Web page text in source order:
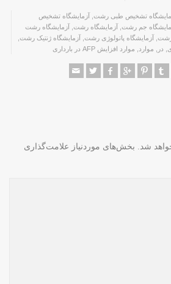
تشخیص طبی رشت
آزمایشگاه تشخیص
جم رشت آزمایشگاه رشت
آزمایشگاه رشت
رشت آزمایشگاه پاتولوژی رشت آزمایشگاه ژنتیک رشت
در موارد موارد افزایش AFP در بارداری
شد. بخش‌های موردنیاز علامت‌گذاری